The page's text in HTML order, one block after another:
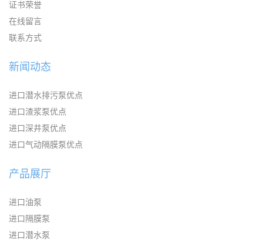
证书荣誉
在线留言
联系方式
新闻动态
进口潜水排污泵优点
进口渣浆泵优点
进口深井泵优点
进口气动隔膜泵优点
产品展厅
进口油泵
进口隔膜泵
进口潜水泵